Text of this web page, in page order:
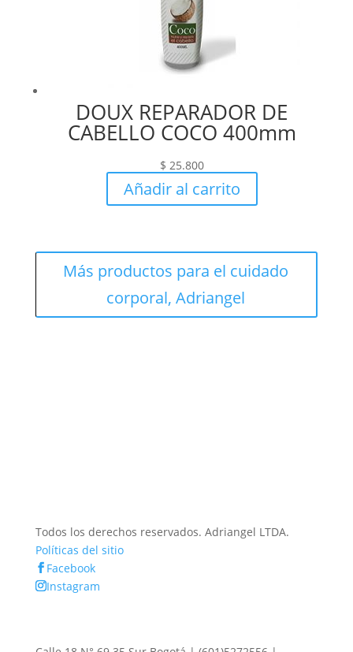
DOUX REPARADOR DE
CABELLO COCO 400mm
$ 25.800
Añadir al carrito
Más productos para el cuidado
corporal, Adriangel
Todos los derechos reservados. Adriangel LTDA.
Políticas del sitio
Facebook
Instagram